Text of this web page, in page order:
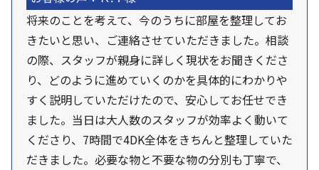
将来のことを考えて、今のうちに部屋を整理してお
きたいと思い、ご連絡させていただきました。相談
の際、スタッフが親身に詳しく現状をお聞きくださ
り、どのように進めていくのかを具体的にわかりや
すく説明していただけたので、安心してお任せでき
ました。当日は大人数のスタッフが効率よく動いて
くださり、7時間で4DK全体をきちんと整理していた
だきました。必要な物と不要な物の分別も丁寧で、